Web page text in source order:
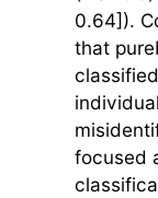
0.64]).
that
focused